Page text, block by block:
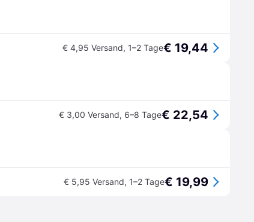
€ 4,95 Versand, 1–2 Tage€ 19,44
€ 3,00 Versand, 6–8 Tage€ 22,54
€ 5,95 Versand, 1–2 Tage€ 19,99